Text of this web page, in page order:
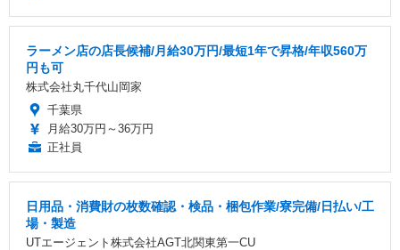
ラーメン店の店長候補/月給30万円/最短1年で昇格/年収560万
円も可
株式会社丸千代山岡家
千葉県
月給30万円～36万円
正社員
日用品・消費財の枚数確認・検品・梱包作業/寮完備/日払い/工
場・製造
UTエージェント株式会社AGT北関東第一CU